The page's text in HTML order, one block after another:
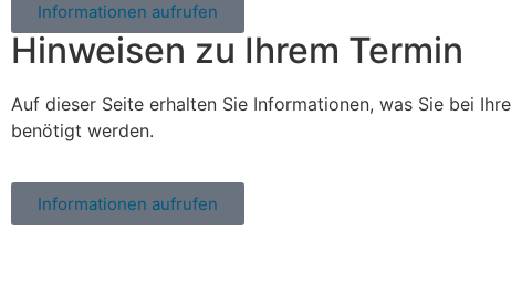
Informationen aufrufen
Hinweisen zu Ihrem Termin
Auf dieser Seite erhalten Sie Informationen, was Sie bei
benötigt werden.
Informationen aufrufen